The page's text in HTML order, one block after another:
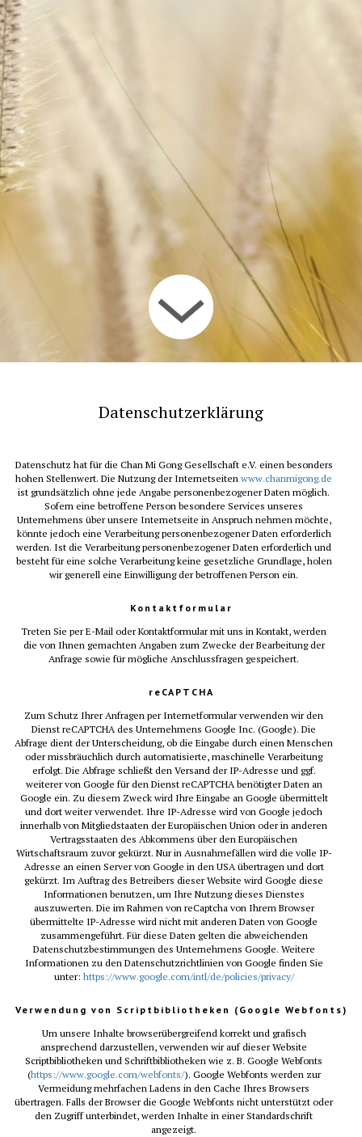
Datenschutzerklärung
Datenschutz hat für die Chan Mi Gong Gesellschaft e.V. einen besonders
hohen Stellenwert. Die Nutzung der Internetseiten www.chanmigong.de
ist grundsätzlich ohne jede Angabe personenbezogener Daten möglich.
Sofern eine betroffene Person besondere Services unseres
Unternehmens über unsere Internetseite in Anspruch nehmen möchte,
könnte jedoch eine Verarbeitung personenbezogener Daten erforderlich
werden. Ist die Verarbeitung personenbezogener Daten erforderlich und
besteht für eine solche Verarbeitung keine gesetzliche Grundlage, holen
wir generell eine Einwilligung der betroffenen Person ein.
Kontaktformular
Treten Sie per E-Mail oder Kontaktformular mit uns in Kontakt, werden
die von Ihnen gemachten Angaben zum Zwecke der Bearbeitung der
Anfrage sowie für mögliche Anschlussfragen gespeichert.
reCAPTCHA
Zum Schutz Ihrer Anfragen per Internetformular verwenden wir den
Dienst reCAPTCHA des Unternehmens Google Inc. (Google). Die
Abfrage dient der Unterscheidung, ob die Eingabe durch einen Menschen
oder missbräuchlich durch automatisierte, maschinelle Verarbeitung
erfolgt. Die Abfrage schließt den Versand der IP-Adresse und ggf.
weiterer von Google für den Dienst reCAPTCHA benötigter Daten an
Google ein. Zu diesem Zweck wird Ihre Eingabe an Google übermittelt
und dort weiter verwendet. Ihre IP-Adresse wird von Google jedoch
innerhalb von Mitgliedstaaten der Europäischen Union oder in anderen
Vertragsstaaten des Abkommens über den Europäischen
Wirtschaftsraum zuvor gekürzt. Nur in Ausnahmefällen wird die volle IP-
Adresse an einen Server von Google in den USA übertragen und dort
gekürzt. Im Auftrag des Betreibers dieser Website wird Google diese
Informationen benutzen, um Ihre Nutzung dieses Dienstes
auszuwerten. Die im Rahmen von reCaptcha von Ihrem Browser
übermittelte IP-Adresse wird nicht mit anderen Daten von Google
zusammengeführt. Für diese Daten gelten die abweichenden
Datenschutzbestimmungen des Unternehmens Google. Weitere
Informationen zu den Datenschutzrichtlinien von Google finden Sie
unter: https://www.google.com/intl/de/policies/privacy/
Verwendung von Scriptbibliotheken (Google Webfonts)
Um unsere Inhalte browserübergreifend korrekt und grafisch
ansprechend darzustellen, verwenden wir auf dieser Website
Scriptbibliotheken und Schriftbibliotheken wie z. B. Google Webfonts
(https://www.google.com/webfonts/). Google Webfonts werden zur
Vermeidung mehrfachen Ladens in den Cache Ihres Browsers
übertragen. Falls der Browser die Google Webfonts nicht unterstützt oder
den Zugriff unterbindet, werden Inhalte in einer Standardschrift
angezeigt.